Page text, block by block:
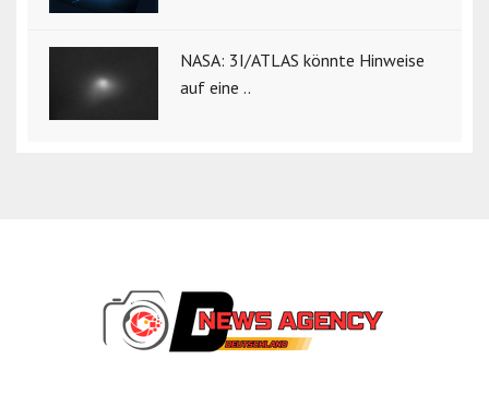
NASA: 3I/ATLAS könnte Hinweise
auf eine ..